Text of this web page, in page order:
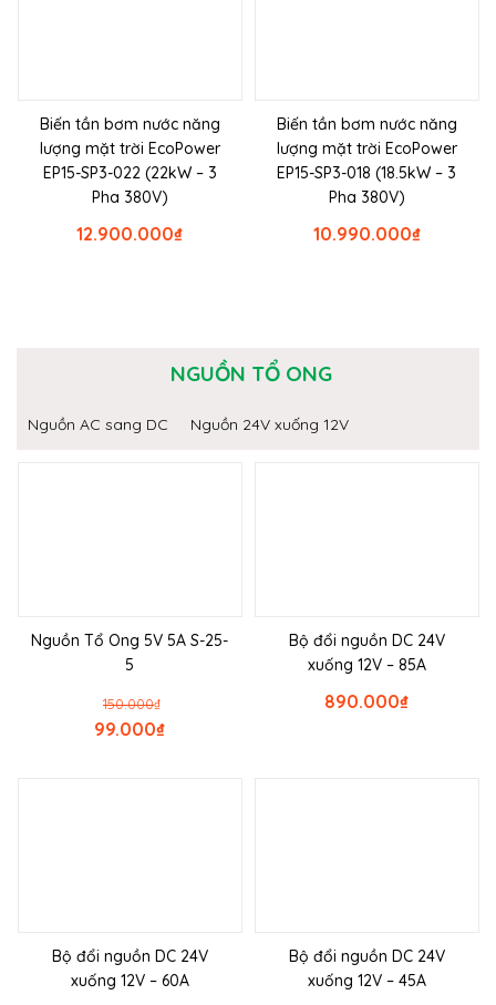
Biến tần bơm nước năng
lượng mặt trời EcoPower
EP15-SP3-022 (22kW – 3
Pha 380V)
₫
12.900.000
Biến tần bơm nước năng
lượng mặt trời EcoPower
EP15-SP3-018 (18.5kW – 3
Pha 380V)
₫
10.990.000
NGUỒN TỔ ONG
Nguồn AC sang DC Nguồn 24V xuống 12V
Nguồn Tổ Ong 5V 5A S-25-
5
₫
150.000
₫
99.000
Bộ đổi nguồn DC 24V
xuống 12V – 85A
₫
890.000
Bộ đổi nguồn DC 24V
xuống 12V – 60A
Bộ đổi nguồn DC 24V
xuống 12V – 45A